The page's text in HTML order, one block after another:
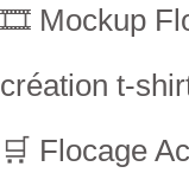
🎞 Mockup
création t-
🛒 Flocage